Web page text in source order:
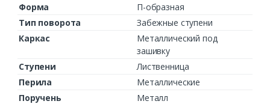
Форма
П-образная
Тип поворота
Забежные ступени
Каркас
Металлический под
зашивку
Ступени
Лиственница
Перила
Металлические
Поручень
Металл